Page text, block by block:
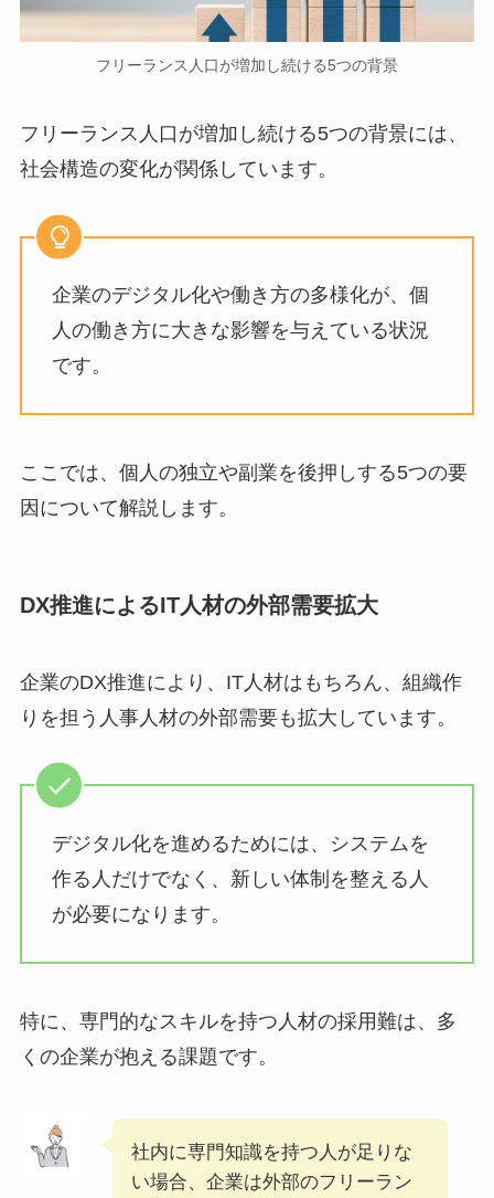
フリーランス人口が増加し続ける5つの背景
フリーランス人口が増加し続ける5つの背景には、
社会構造の変化が関係しています。
企業のデジタル化や働き方の多様化が、個
人の働き方に大きな影響を与えている状況
です。
ここでは、個人の独立や副業を後押しする5つの要
因について解説します。
DX推進によるIT人材の外部需要拡大
企業のDX推進により、IT人材はもちろん、組織作
りを担う人事人材の外部需要も拡大しています。
デジタル化を進めるためには、システムを
作る人だけでなく、新しい体制を整える人
が必要になります。
特に、専門的なスキルを持つ人材の採用難は、多
くの企業が抱える課題です。
社内に専門知識を持つ人が足りな
い場合、企業は外部のフリーラン